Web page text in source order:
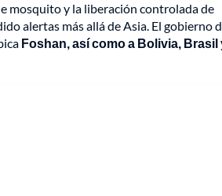
mosquito y la liberación controlada de
alertas más allá de Asia. El gobierno
Foshan, así como a Bolivia, Brasil